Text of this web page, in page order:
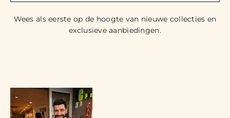
Wees als eerste op de hoogte van nieuwe collecties en
exclusieve aanbiedingen.